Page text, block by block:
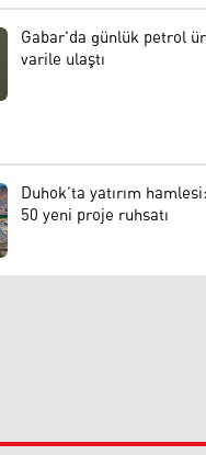
Gabar'da günlük petrol
varile ulaştı
Duhok’ta yatırım
50 yeni proje ruhsatı